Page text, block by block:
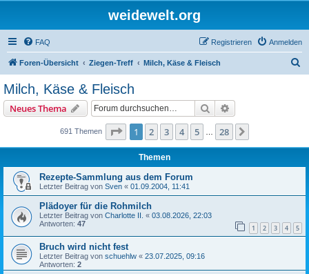
weidewelt.org
FAQ Anmelden
Registrieren
Foren-Übersicht Ziegen-Treff Milch, Käse & Fleisch
Milch, Käse & Fleisch
Neues Thema Suche
691 Themen Seite 1von 28
1 2 3 4 5 28
Themen
Rezepte-Sammlung aus dem Forum
Letzter Beitrag von Sven « 01.09.2004, 11:41
Plädoyer für die Rohmilch
Letzter Beitrag von Charlotte II. « 03.08.2026, 22:03
Antworten: 47 1 2 3 4 5
Bruch wird nicht fest
Letzter Beitrag von schuehlw « 23.07.2025, 09:16
Antworten: 2